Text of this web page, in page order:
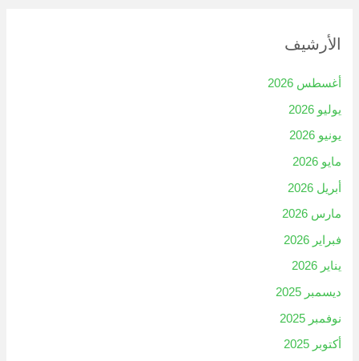
الأرشيف
أغسطس 2026
يوليو 2026
يونيو 2026
مايو 2026
أبريل 2026
مارس 2026
فبراير 2026
يناير 2026
ديسمبر 2025
نوفمبر 2025
أكتوبر 2025